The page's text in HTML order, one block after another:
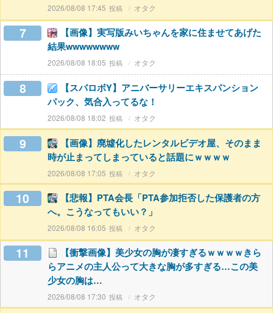
2026/08/08 17:45 オタク
7
【画像】実写版みいちゃんを家に住ませてあげた
結果wwwwwwww
2026/08/08 18:05 オタク
8
【スパロボY】アニバーサリーエキスパンション
パック、気合入ってるな！
2026/08/08 18:02 オタク
9
【画像】廃墟化したレンタルビデオ屋、そのまま
時が止まってしまっていると話題にｗｗｗｗ
2026/08/08 17:05 オタク
10
【悲報】PTA会長「PTA参加拒否した保護者の方
へ。こうなってもいい？」
2026/08/08 16:05 オタク
11
【衝撃画像】美少女の胸が凄すぎるｗｗｗｗきら
らアニメの主人公って大きな胸が多すぎる…この美
少女の胸は…
2026/08/08 17:30 オタク